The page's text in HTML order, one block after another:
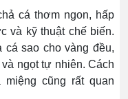
cá thơm ngon, hấp
và kỹ thuật chế biến.
sao cho vàng đều,
ngọt tự nhiên. Cách
cũng rất quan